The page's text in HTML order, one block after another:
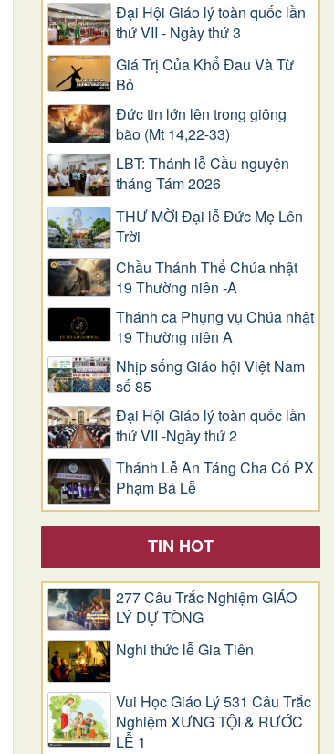
Đại Hội Giáo lý toàn quốc lần
thứ VII - Ngày thứ 3
Giá Trị Của Khổ Ðau Và Từ
Bỏ
Đức tin lớn lên trong giông
bão (Mt 14,22-33)
LBT: Thánh lễ Cầu nguyện
tháng Tám 2026
THƯ MỜI Đại lễ Đức Mẹ Lên
Trời
Chầu Thánh Thể Chúa nhật
19 Thường niên -A
Thánh ca Phụng vụ Chúa nhật
19 Thường niên A
Nhịp sống Giáo hội Việt Nam
số 85
Đại Hội Giáo lý toàn quốc lần
thứ VII -Ngày thứ 2
Thánh Lễ An Táng Cha Cố PX
Phạm Bá Lễ
TIN HOT
277 Câu Trắc Nghiệm GIÁO
LÝ DỰ TÒNG
Nghi thức lễ Gia Tiên
Vui Học Giáo Lý 531 Câu Trắc
Nghiệm XƯNG TỘI & RƯỚC
LỄ 1